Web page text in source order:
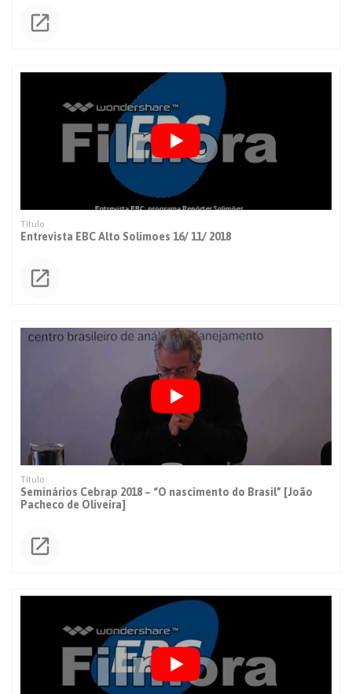
Entrevista EBC Alto Solimoes 16/ 11/ 2018
Seminários Cebrap 2018 – “O nascimento do Brasil” [João
Pacheco de Oliveira]